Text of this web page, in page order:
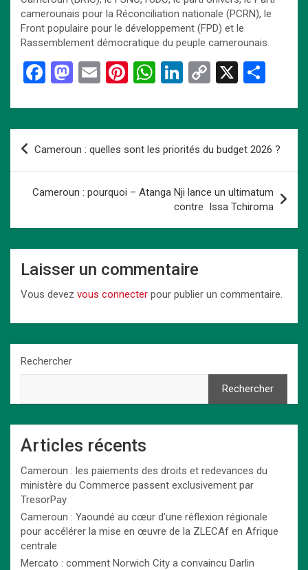
camerounais pour la Réconciliation nationale (PCRN), le
Front populaire pour le développement (FPD) et le
Rassemblement démocratique du peuple camerounais.
F
ce
o
k
M
st
d
n
E
ail
Pi
er
es
t
W
at
A
p
Li
ke
dI
n
C
py
Li
n
X
ta
g
er
Navigation
Cameroun : quelles sont les priorités du budget 2026 ?
Cameroun : pourquoi – Atanga Nji lance un ultimatum
contre Issa Tchiroma
Laisser un commentaire
Vous devez vous connecter pour publier un commentaire.
Rechercher
Rechercher
Articles récents
Cameroun : les paiements des droits et redevances du
ministère du Commerce passent exclusivement par
TresorPay
Cameroun : Yaoundé au cœur d’une réflexion régionale
pour accélérer la mise en œuvre de la ZLECAf en Afrique
centrale
Mercato : comment Norwich City a convaincu Darlin